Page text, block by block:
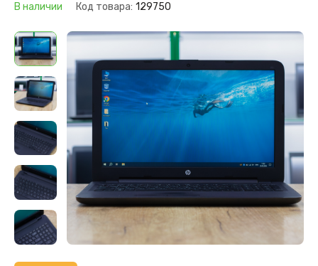
В наличии Код товара: 129750